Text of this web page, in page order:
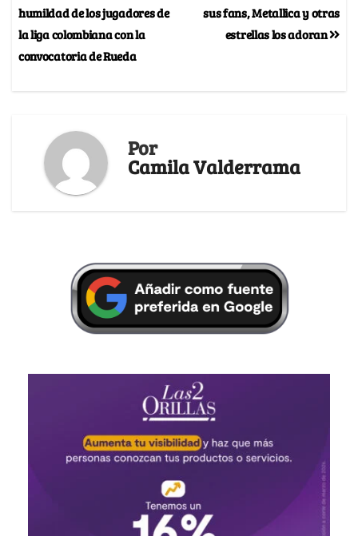
sus fans, Metallica y otras
estrellas los adoran
humildad de los jugadores de
la liga colombiana con la
convocatoria de Rueda
Por
Camila Valderrama